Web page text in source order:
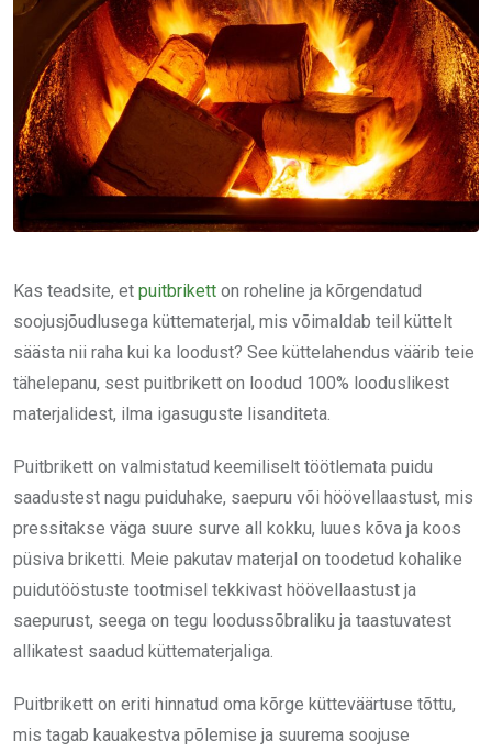
Kas teadsite, et puitbrikett on roheline ja kõrgendatud
soojusjõudlusega küttematerjal, mis võimaldab teil küttelt
säästa nii raha kui ka loodust? See küttelahendus väärib teie
tähelepanu, sest puitbrikett on loodud 100% looduslikest
materjalidest, ilma igasuguste lisanditeta.
Puitbrikett on valmistatud keemiliselt töötlemata puidu
saadustest nagu puiduhake, saepuru või höövellaastust, mis
pressitakse väga suure surve all kokku, luues kõva ja koos
püsiva briketti. Meie pakutav materjal on toodetud kohalike
puidutööstuste tootmisel tekkivast höövellaastust ja
saepurust, seega on tegu loodussõbraliku ja taastuvatest
allikatest saadud küttematerjaliga.
Puitbrikett on eriti hinnatud oma kõrge kütteväärtuse tõttu,
mis tagab kauakestva põlemise ja suurema soojuse